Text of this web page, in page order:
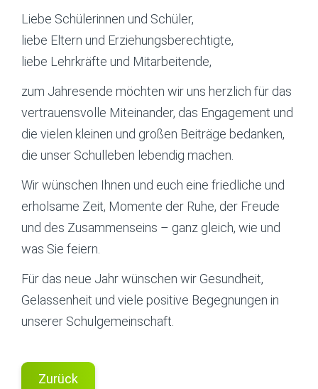
Liebe Schülerinnen und Schüler,
liebe Eltern und Erziehungsberechtigte,
liebe Lehrkräfte und Mitarbeitende,
zum Jahresende möchten wir uns herzlich für das
vertrauensvolle Miteinander, das Engagement und
die vielen kleinen und großen Beiträge bedanken,
die unser Schulleben lebendig machen.
Wir wünschen Ihnen und euch eine friedliche und
erholsame Zeit, Momente der Ruhe, der Freude
und des Zusammenseins – ganz gleich, wie und
was Sie feiern.
Für das neue Jahr wünschen wir Gesundheit,
Gelassenheit und viele positive Begegnungen in
unserer Schulgemeinschaft.
Zurück